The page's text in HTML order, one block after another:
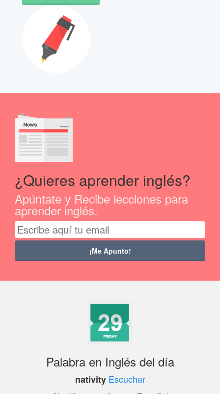
¿Quieres aprender inglés?
Apúntate y Recibe lecciones para
aprender inglés.
Palabra en Inglés del día
nativity Escuchar